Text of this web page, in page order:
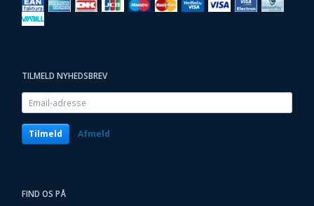
TILMELD NYHEDSBREV
Email-
adresse
Tilmeld Afmeld
FIND OS PÅ